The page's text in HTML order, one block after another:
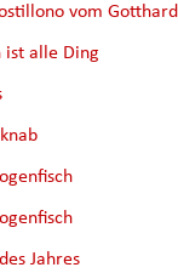
vom Gotthard
ist alle Ding
Jahres